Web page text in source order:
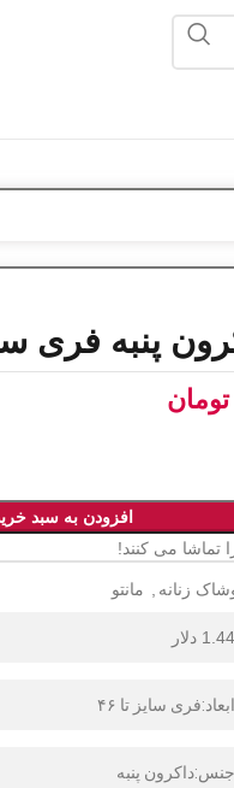
فری سایز تا ۴۶
تومان
افزودن به سبد
تماشا می کنند!
زنانه مانتو
1.44 دلار
ابعاد:فری سایز تا ۴۶
جنس:داکرون پنبه